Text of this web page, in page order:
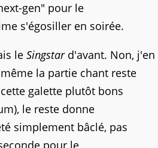
gen" pour le
s'égosiller en soirée.
le Singstard'avant. Non, j'en
la partie chant reste
galette plutôt bons
le reste donne
simplement bâclé, pas